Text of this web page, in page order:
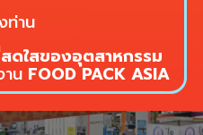
ท่าน
ดใสของอุตสาหกรรม
น FOOD PACK ASIA